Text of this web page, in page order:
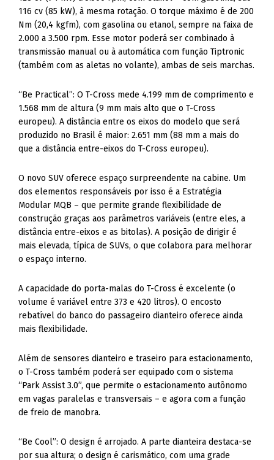
116 cv (85 kW), à mesma rotação. O torque máximo é de 200
Nm (20,4 kgfm), com gasolina ou etanol, sempre na faixa de
2.000 a 3.500 rpm. Esse motor poderá ser combinado à
transmissão manual ou à automática com função Tiptronic
(também com as aletas no volante), ambas de seis marchas.
“Be Practical”: O T-Cross mede 4.199 mm de comprimento e
1.568 mm de altura (9 mm mais alto que o T-Cross
europeu). A distância entre os eixos do modelo que será
produzido no Brasil é maior: 2.651 mm (88 mm a mais do
que a distância entre-eixos do T-Cross europeu).
O novo SUV oferece espaço surpreendente na cabine. Um
dos elementos responsáveis por isso é a Estratégia
Modular MQB – que permite grande flexibilidade de
construção graças aos parâmetros variáveis (entre eles, a
distância entre-eixos e as bitolas). A posição de dirigir é
mais elevada, típica de SUVs, o que colabora para melhorar
o espaço interno.
A capacidade do porta-malas do T-Cross é excelente (o
volume é variável entre 373 e 420 litros). O encosto
rebatível do banco do passageiro dianteiro oferece ainda
mais flexibilidade.
Além de sensores dianteiro e traseiro para estacionamento,
o T-Cross também poderá ser equipado com o sistema
“Park Assist 3.0”, que permite o estacionamento autônomo
em vagas paralelas e transversais – e agora com a função
de freio de manobra.
“Be Cool”: O design é arrojado. A parte dianteira destaca-se
por sua altura; o design é carismático, com uma grade